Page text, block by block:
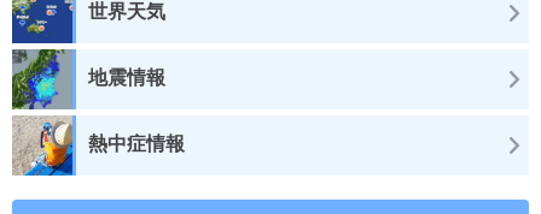
世界天気
地震情報
熱中症情報